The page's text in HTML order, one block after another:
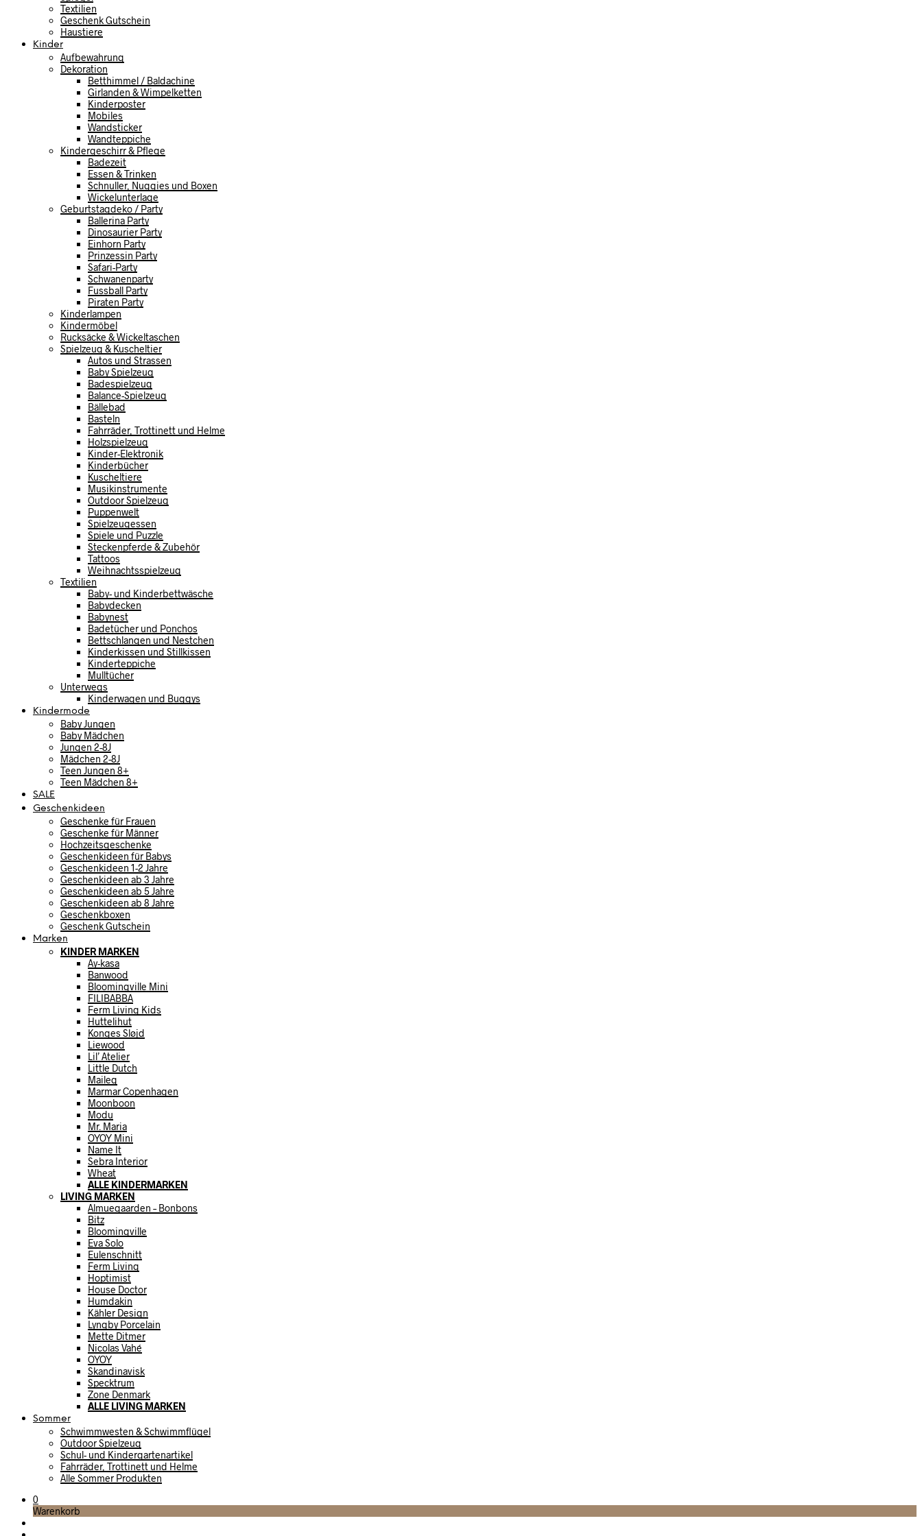
Textilien
Geschenk Gutschein
Haustiere
Kinder
Aufbewahrung
Dekoration
Betthimmel / Baldachine
Girlanden & Wimpelketten
Kinderposter
Mobiles
Wandsticker
Wandteppiche
Kindergeschirr & Pflege
Badezeit
Essen & Trinken
Schnuller, Nuggies und Boxen
Wickelunterlage
Geburtstagdeko / Party
Ballerina Party
Dinosaurier Party
Einhorn Party
Prinzessin Party
Safari-Party
Schwanenparty
Fussball Party
Piraten Party
Kinderlampen
Kindermöbel
Rucksäcke & Wickeltaschen
Spielzeug & Kuscheltier
Autos und Strassen
Baby Spielzeug
Badespielzeug
Balance-Spielzeug
Bällebad
Basteln
Fahrräder, Trottinett und Helme
Holzspielzeug
Kinder-Elektronik
Kinderbücher
Kuscheltiere
Musikinstrumente
Outdoor Spielzeug
Puppenwelt
Spielzeugessen
Spiele und Puzzle
Steckenpferde & Zubehör
Tattoos
Weihnachtsspielzeug
Textilien
Baby- und Kinderbettwäsche
Babydecken
Babynest
Badetücher und Ponchos
Bettschlangen und Nestchen
Kinderkissen und Stillkissen
Kinderteppiche
Mulltücher
Unterwegs
Kinderwagen und Buggys
Kindermode
Baby Jungen
Baby Mädchen
Jungen 2-8J
Mädchen 2-8J
Teen Jungen 8+
Teen Mädchen 8+
SALE
Geschenkideen
Geschenke für Frauen
Geschenke für Männer
Hochzeitsgeschenke
Geschenkideen für Babys
Geschenkideen 1-2 Jahre
Geschenkideen ab 3 Jahre
Geschenkideen ab 5 Jahre
Geschenkideen ab 8 Jahre
Geschenkboxen
Geschenk Gutschein
Marken
KINDER MARKEN
Ay-kasa
Banwood
Bloomingville Mini
FILIBABBA
Ferm Living Kids
Huttelihut
Konges Sløjd
Liewood
Lil’ Atelier
Little Dutch
Maileg
Marmar Copenhagen
Moonboon
Modu
Mr. Maria
OYOY Mini
Name It
Sebra Interior
Wheat
ALLE KINDERMARKEN
LIVING MARKEN
Almuegaarden – Bonbons
Bitz
Bloomingville
Eva Solo
Eulenschnitt
Ferm Living
Hoptimist
House Doctor
Humdakin
Kähler Design
Lyngby Porcelain
Mette Ditmer
Nicolas Vahé
OYOY
Skandinavisk
Specktrum
Zone Denmark
ALLE LIVING MARKEN
Sommer
Schwimmwesten & Schwimmflügel
Outdoor Spielzeug
Schul- und Kindergartenartikel
Fahrräder, Trottinett und Helme
Alle Sommer Produkten
0
Warenkorb